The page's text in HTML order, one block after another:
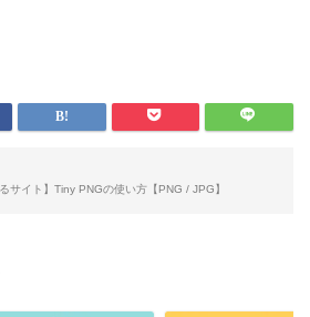
サイト】Tiny PNGの使い方【PNG / JPG】